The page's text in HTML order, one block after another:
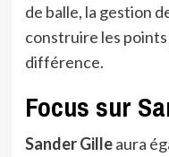
de balle, la gestion
construire les
différence.
Focus sur
Sander Gilleaura